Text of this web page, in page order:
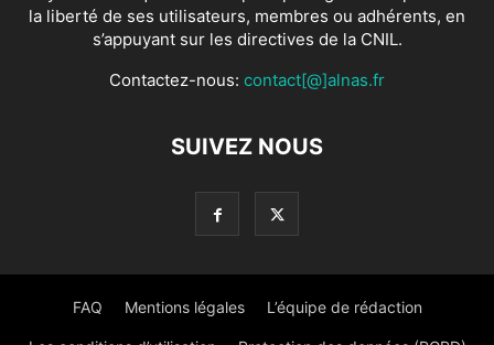
la liberté de ses utilisateurs, membres ou adhérents, en
s’appuyant sur les directives de la CNIL.
Contactez-nous: contact[@]alnas.fr
SUIVEZ NOUS
FAQ Mentions légales L’équipe de rédaction